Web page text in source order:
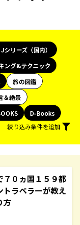
シリーズ（国内）
ング&テクニック
旅の図鑑
＆絶景
D-Books
絞り込み条件を追加
０ヵ国１５９都
ラベラーが教え
方